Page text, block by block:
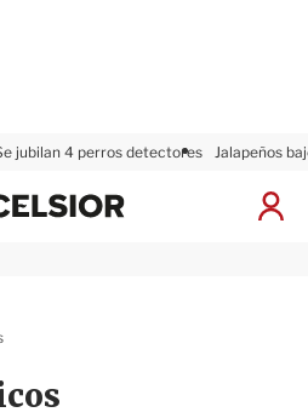
jubilan 4 perros detectores Jalapeños
I
x